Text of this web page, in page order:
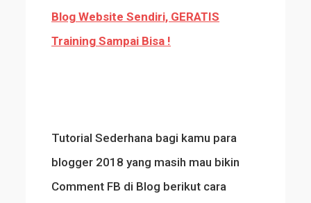
Blog Website Sendiri, GERATIS
Training Sampai Bisa !
Tutorial Sederhana bagi kamu para
blogger 2018 yang masih mau bikin
Comment FB di Blog berikut cara